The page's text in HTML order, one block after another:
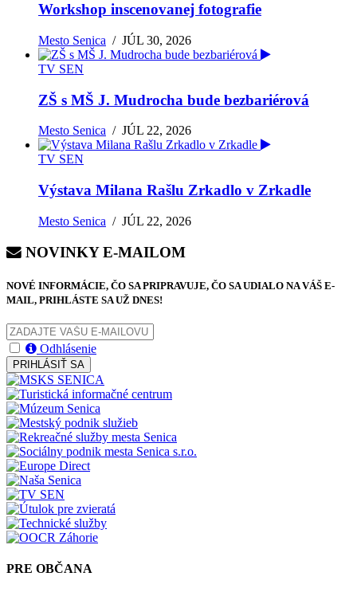
Workshop inscenovanej fotografie
Mesto Senica /JÚL 30, 2026
TV SEN
ZŠ s MŠ J. Mudrocha bude bezbariérová
Mesto Senica /JÚL 22, 2026
TV SEN
Výstava Milana Rašlu Zrkadlo v Zrkadle
Mesto Senica /JÚL 22, 2026
NOVINKY E-MAILOM
NOVÉ INFORMÁCIE, ČO SA PRIPRAVUJE, ČO SA UDIALO NA VÁŠ E-
MAIL, PRIHLÁSTE SA UŽ DNES!
Odhlásenie
PRIHLÁSIŤ SA
PRE OBČANA